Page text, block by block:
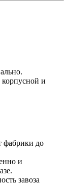
корпусной и
фабрики до
и
завоза